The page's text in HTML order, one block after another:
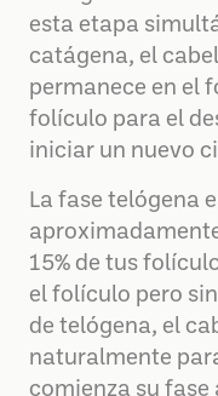
esta etapa
catágena, el
permanece en el
folículo para el
iniciar un nuevo
La fase telógena
15% de tus
el folículo pero
de telógena, el
naturalmente
comienza su fase